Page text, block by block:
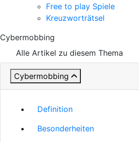
Free to play Spiele
Kreuzworträtsel
Cybermobbing
Alle Artikel zu diesem Thema
Cybermobbing
Definition
Besonderheiten